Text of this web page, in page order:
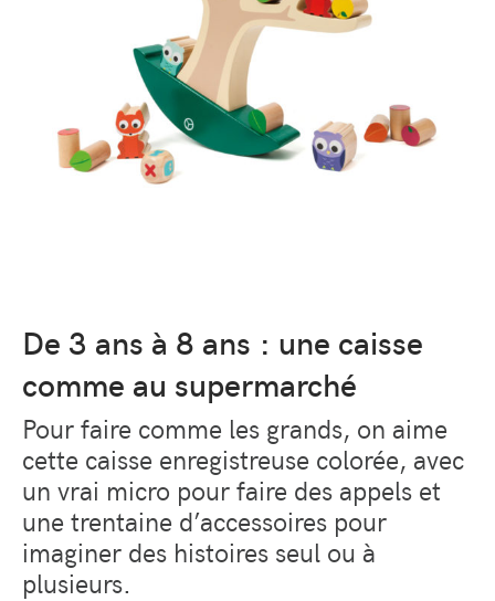
De 3 ans à 8 ans : une caisse
comme au supermarché
Pour faire comme les grands, on aime
cette caisse enregistreuse colorée, avec
un vrai micro pour faire des appels et
une trentaine d’accessoires pour
imaginer des histoires seul ou à
plusieurs.